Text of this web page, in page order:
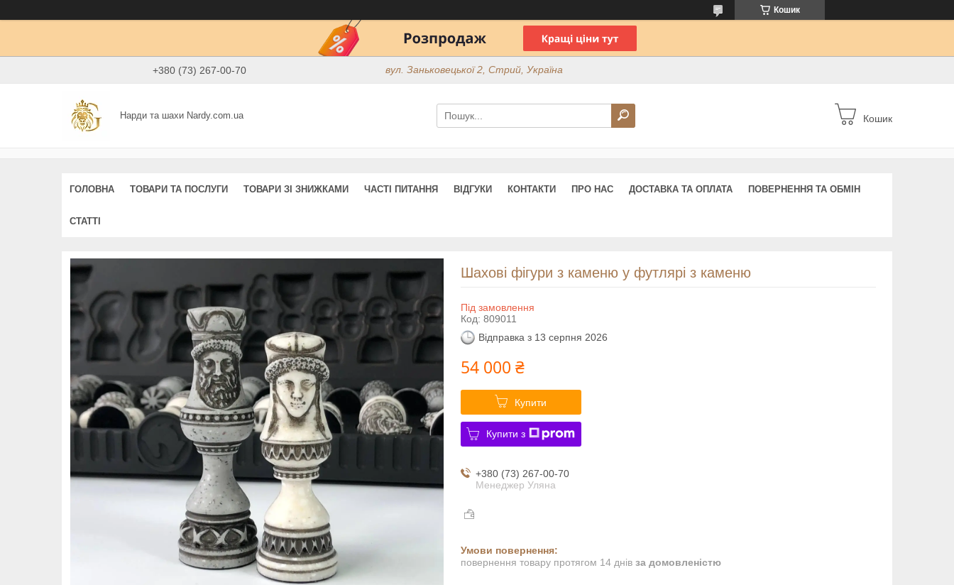
Кошик
+380 (73) 267-00-70 вул. Заньковецької 2, Стрий, Україна
Нарди та шахи Nardy.com.ua Кошик
ГОЛОВНА ТОВАРИ ТА ПОСЛУГИ ТОВАРИ ЗІ ЗНИЖКАМИ ЧАСТІ ПИТАННЯ ВІДГУКИ КОНТАКТИ ПРО НАС ДОСТАВКА ТА ОПЛАТА ПОВЕРНЕННЯ ТА ОБМІН
СТАТТІ
Шахові фігури з каменю у футлярі з каменю
Під замовлення
Код: 809011
Відправка з 13 серпня 2026
54 000 ₴
Купити
Купити з
+380 (73) 267-00-70
Менеджер Уляна
повернення товару протягом 14 днів за домовленістю